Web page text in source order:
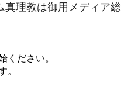
真理教は御用メディア総
ください。
。